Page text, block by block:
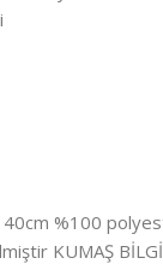
%100
KUMAŞ